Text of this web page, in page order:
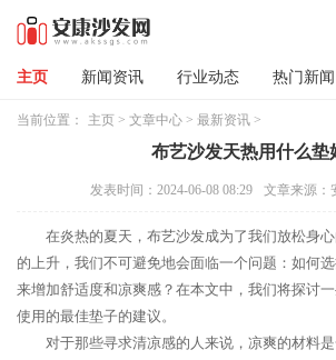
主页 新闻资讯 行业动态 热门新闻
当前位置： 主页 > 文章中心 > 最新资讯 >
布艺沙发天热用什么垫
发表时间：2024-06-08 08:29 文章来源：
在炎热的夏天，布艺沙发成为了我们放松身
的上升，我们不可避免地会面临一个问题：如何
来增加舒适度和凉爽感？在本文中，我们将探讨
使用的最佳垫子的建议。
对于那些寻求清凉感的人来说，凉爽的材料